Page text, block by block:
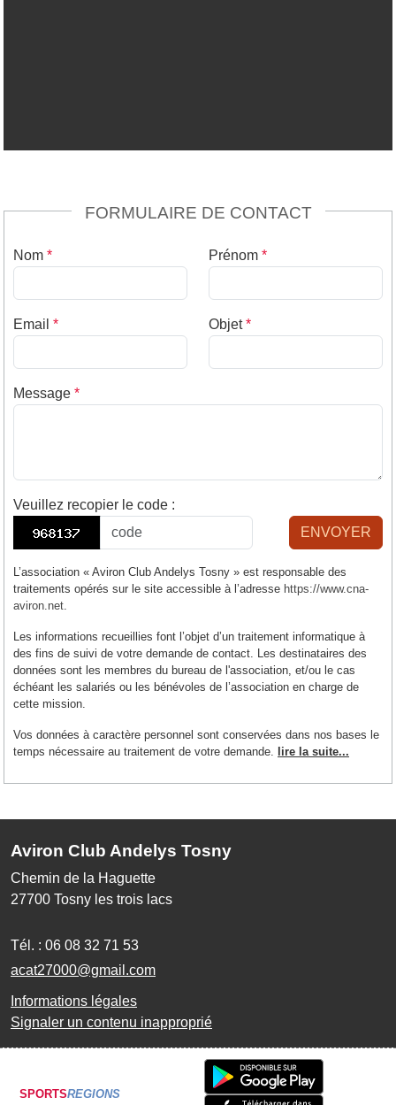
FORMULAIRE DE CONTACT
Nom * Prénom *
Email * Objet*
Message *
Veuillez recopier le code :
ENVOYER
L’association « Aviron Club Andelys Tosny » est responsable des
traitements opérés sur le site accessible à l’adresse https://www.cna-
aviron.net
Les informations recueillies font l’objet d’un traitement informatique à
des fins de suivi de votre demande de contact. Les destinataires des
données sont les membres du bureau de l'association, et/ou le cas
échéant les salariés ou les bénévoles de l’association en charge de
cette mission.
Vos données à caractère personnel sont conservées dans nos bases le
temps nécessaire au traitement de votre demande. lire la suite...
Aviron Club Andelys Tosny
Chemin de la Haguette
27700 Tosny les trois lacs
Tél. : 06 08 32 71 53
acat27000@gmail.com
Informations légales
Signaler un contenu inapproprié
SPORTSREGIONS